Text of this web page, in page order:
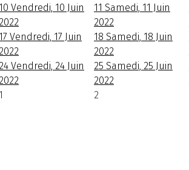
10 Vendredi, 10 Juin
2022
11 Samedi, 11 Juin
2022
17 Vendredi, 17 Juin
2022
18 Samedi, 18 Juin
2022
24 Vendredi, 24 Juin
2022
25 Samedi, 25 Juin
2022
1 2